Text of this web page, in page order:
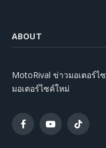
ABOUT
MotoRival ข่าวมอเตอร์ไ
มอเตอร์ไซค์ใหม่
FacebookYouTubeTikTok